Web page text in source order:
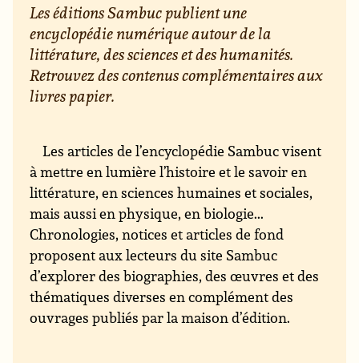
Les éditions Sambuc publient une
encyclopédie numérique autour de la
littérature, des sciences et des humanités.
Retrouvez des contenus complémentaires aux
livres papier.
Les articles de l’encyclopédie Sambuc visent
à mettre en lumière l’histoire et le savoir en
littérature, en sciences humaines et sociales,
mais aussi en physique, en biologie...
Chronologies, notices et articles de fond
proposent aux lecteurs du site Sambuc
d’explorer des biographies, des œuvres et des
thématiques diverses en complément des
ouvrages publiés par la maison d’édition.